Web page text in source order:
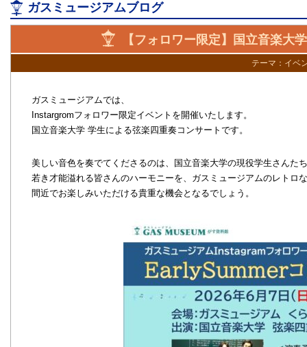
ガスミュージアムブログ
【フォロワー限定】国立音楽大
テーマ： イベ
ガスミュージアムでは、
Instargromフォロワー限定イベントを開催いたします。
国立音楽大学 学生による弦楽四重奏コンサートです。
美しい音色を奏でてくださるのは、国立音楽大学の現役学生さんた
若き才能溢れる皆さんのハーモニーを、ガスミュージアムのレトロ
間近でお楽しみいただける貴重な機会となるでしょう。